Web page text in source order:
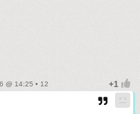
@ 14:25 • 12